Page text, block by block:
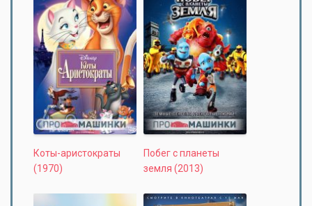
Коты-аристократы
(1970)
Побег с планеты
земля (2013)